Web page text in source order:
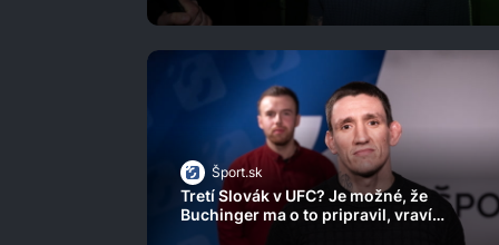
Šport.sk
Tretí Slovák v UFC? Je možné, že
Buchinger ma o to pripravil, vraví
Barborík pred návratom